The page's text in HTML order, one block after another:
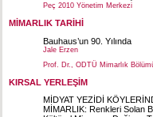
Peç 2010 Yönetim Merkezi
MİMARLIK TARİHİ
Bauhaus’un 90. Yılında
Jale Erzen
Prof. Dr., ODTÜ Mimarlık
KIRSAL YERLEŞİM
MİDYAT YEZİDİ
MİMARLIK: Renkleri Solan